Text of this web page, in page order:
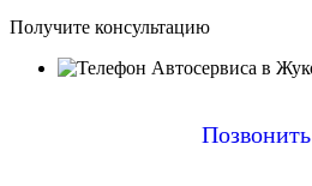
Получите консультацию
Позвонить